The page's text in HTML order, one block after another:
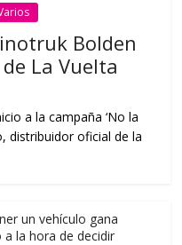
Bolden
La Vuelta
a la campaña ‘No la
distribuidor oficial de la
un vehículo gana
la hora de decidir